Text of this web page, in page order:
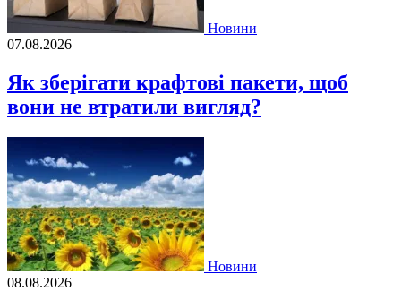
Новини
07.08.2026
Як зберігати крафтові пакети, щоб
вони не втратили вигляд?
Новини
08.08.2026